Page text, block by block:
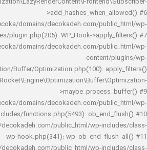
/home/decoka/domains/decokadeh.com/
includes/plugin.php(205): WP_Hook-
/home/decoka/domains/decokadeh.com/
Optimization/Buffer/Optimization.php(100):
/home/decoka/domains/decokadeh.com/
includes/functions.php(5493):
domains/decokadeh.com/public_html/wp-
wp-hook.php(341):